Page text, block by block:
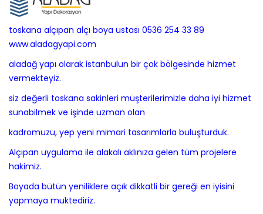
toskana alçıpan alçı boya ustası 0536 254 33 89
www.aladagyapi.com
aladağ yapı olarak istanbulun bir çok bölgesinde hizmet
vermekteyiz.
siz değerli toskana sakinleri müşterilerimizle daha iyi hizmet
sunabilmek ve işinde uzman olan
kadromuzu, yep yeni mimari tasarımlarla buluşturduk.
Alçıpan uygulama ile alakalı aklınıza gelen tüm projelere
hakimiz.
Boyada bütün yeniliklere açık dikkatli bir gereği en iyisini
yapmaya muktediriz.